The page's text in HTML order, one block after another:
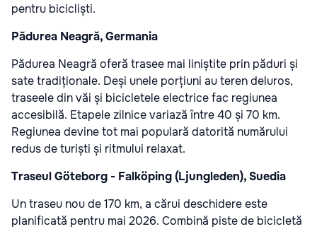
pentru bicicliști.
Pădurea Neagră, Germania
Pădurea Neagră oferă trasee mai liniștite prin păduri și
sate tradiționale. Deși unele porțiuni au teren deluros,
traseele din văi și bicicletele electrice fac regiunea
accesibilă. Etapele zilnice variază între 40 și 70 km.
Regiunea devine tot mai populară datorită numărului
redus de turiști și ritmului relaxat.
Traseul Göteborg - Falköping (Ljungleden), Suedia
Un traseu nou de 170 km, a cărui deschidere este
planificată pentru mai 2026. Combină piste de bicicletă